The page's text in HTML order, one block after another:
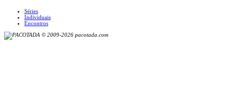
Séries
Individuais
Encontros
© 2009-2026 pacotada.com